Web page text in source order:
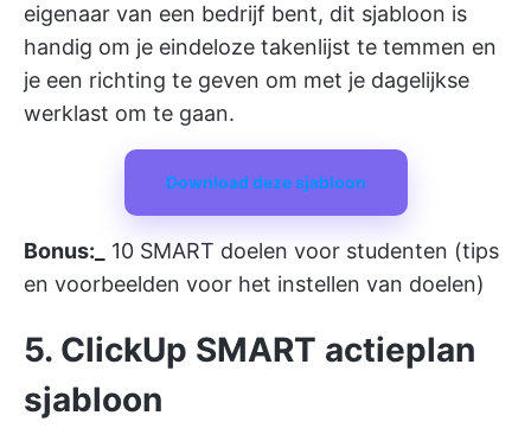
eigenaar van een bedrijf bent, dit sjabloon is
handig om je eindeloze takenlijst te temmen en
je een richting te geven om met je dagelijkse
werklast om te gaan.
Download deze sjabloon
Bonus:_
10 SMART doelen voor studenten (tips
en voorbeelden voor het instellen van doelen)
5. ClickUp SMART actieplan
sjabloon